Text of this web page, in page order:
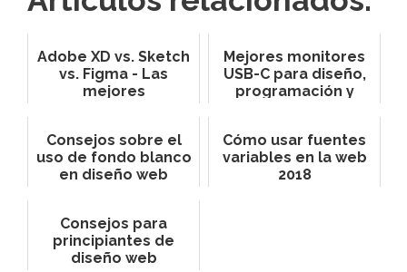
Adobe XD vs. Sketch
vs. Figma - Las
mejores
Mejores monitores
USB-C para diseño,
programación y
Consejos sobre el
uso de fondo blanco
en diseño web
Cómo usar fuentes
variables en la web
2018
Consejos para
principiantes de
diseño web